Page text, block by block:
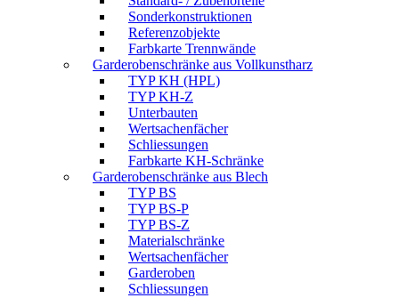
Sonderkonstruktionen
Referenzobjekte
Farbkarte Trennwände
Garderobenschränke aus Vollkunstharz
TYP KH (HPL)
TYP KH-Z
Unterbauten
Wertsachenfächer
Schliessungen
Farbkarte KH-Schränke
Garderobenschränke aus Blech
TYP BS
TYP BS-P
TYP BS-Z
Materialschränke
Wertsachenfächer
Garderoben
Schliessungen